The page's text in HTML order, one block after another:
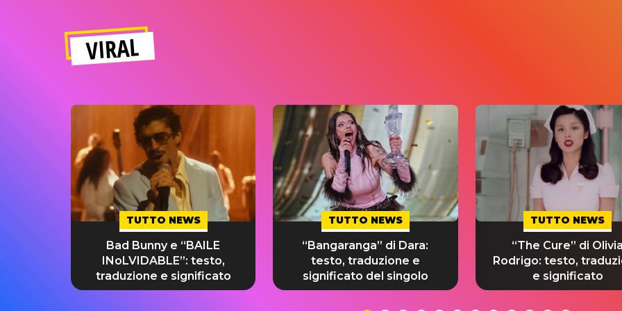
VIRAL
TUTTO NEWS
Bad Bunny e “BAILE
INoLVIDABLE”: testo,
traduzione e significato
TUTTO NEWS
“Bangaranga” di Dara:
testo, traduzione e
significato del singolo
TUTTO NEWS
“The Cure” di Olivia
Rodrigo: testo,
e significato